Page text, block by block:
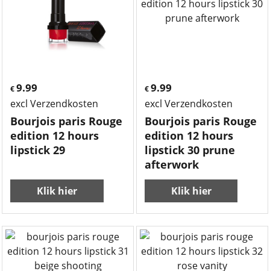
€ 9.99
excl Verzendkosten
Bourjois paris Rouge
edition 12 hours
lipstick 29
Klik hier
€9.99
excl Verzendkosten
Bourjois paris Rouge
edition 12 hours
lipstick 30 prune
afterwork
Klik hier